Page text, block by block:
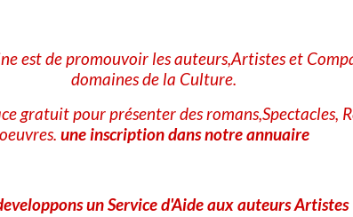
Xavier Roseau sera présent au Tabac
d’Albigny (73) de 9h à 12h, pour dédicacer
Une matinée pour se retrouver, plonger
Merveilles, échanger autour du livre et
Mercantour…
est de promouvoir les auteurs,Artistes et
domaines de la Culture.
gratuit pour présenter des romans,Spectacles,
oeuvres. une inscription dans notre annuaire
un Service d'Aide aux auteurs Artistes